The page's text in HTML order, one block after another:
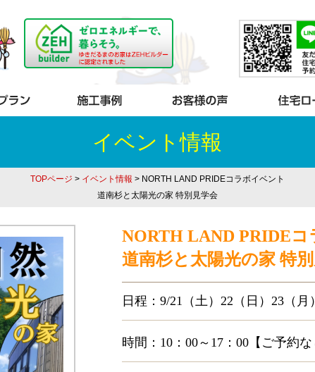
イベント情報
TOPページ > イベント情報 > NORTH LAND PRIDEコラボイベント
道南杉と太陽光の家 特別見学会
NORTH LAND PRIDE
道南杉と太陽光の家 特
日程：9/21（土）22（日）23（月
時間：10：00～17：00【ご予約